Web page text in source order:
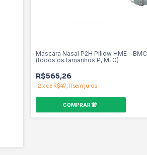
Máscara Nasal P2H Pillow HME - BMC
(todos os tamanhos P, M, G)
R$565,26
12 x de R$47,11 sem juros